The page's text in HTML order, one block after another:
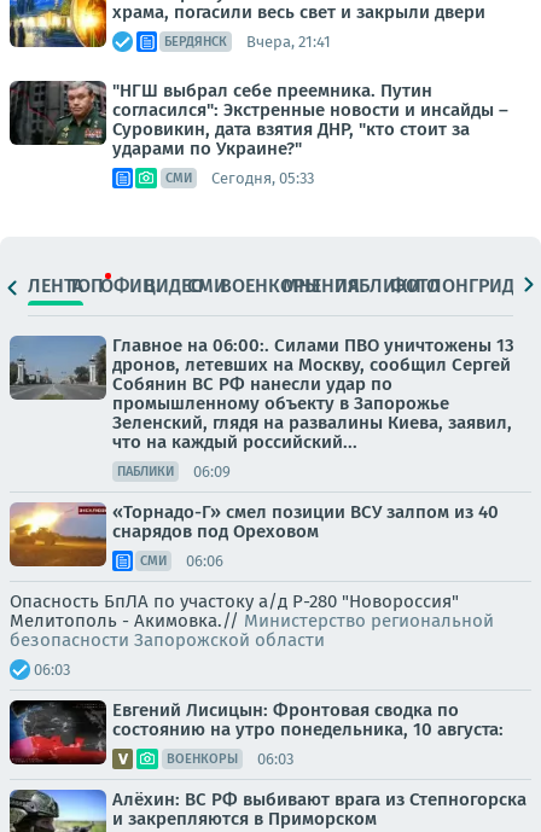
храма, погасили весь свет и закрыли двери
БЕРДЯНСК Вчера, 21:41
"НГШ выбрал себе преемника. Путин
согласился": Экстренные новости и инсайды –
Суровикин, дата взятия ДНР, "кто стоит за
ударами по Украине?"
СМИ Сегодня, 05:33
ЛЕНТАТОПОФИЦ.ВИДЕОСМИВОЕНКОРЫМНЕНИЯПАБЛИКИ
ФОТОЛОНГРИДЫ
Главное на 06:00:. Силами ПВО уничтожены 13
дронов, летевших на Москву, сообщил Сергей
Собянин ВС РФ нанесли удар по
промышленному объекту в Запорожье
Зеленский, глядя на развалины Киева, заявил,
что на каждый российский...
ПАБЛИКИ 06:09
«Торнадо-Г» смел позиции ВСУ залпом из 40
снарядов под Ореховом
СМИ 06:06
Опасность БпЛА по участоку а/д Р-280 "Новороссия"
Мелитополь - Акимовка.// Министерство региональной
безопасности Запорожской области
06:03
Евгений Лисицын: Фронтовая сводка по
состоянию на утро понедельника, 10 августа:
ВОЕНКОРЫ 06:03
Алёхин: ВС РФ выбивают врага из Степногорска
и закрепляются в Приморском